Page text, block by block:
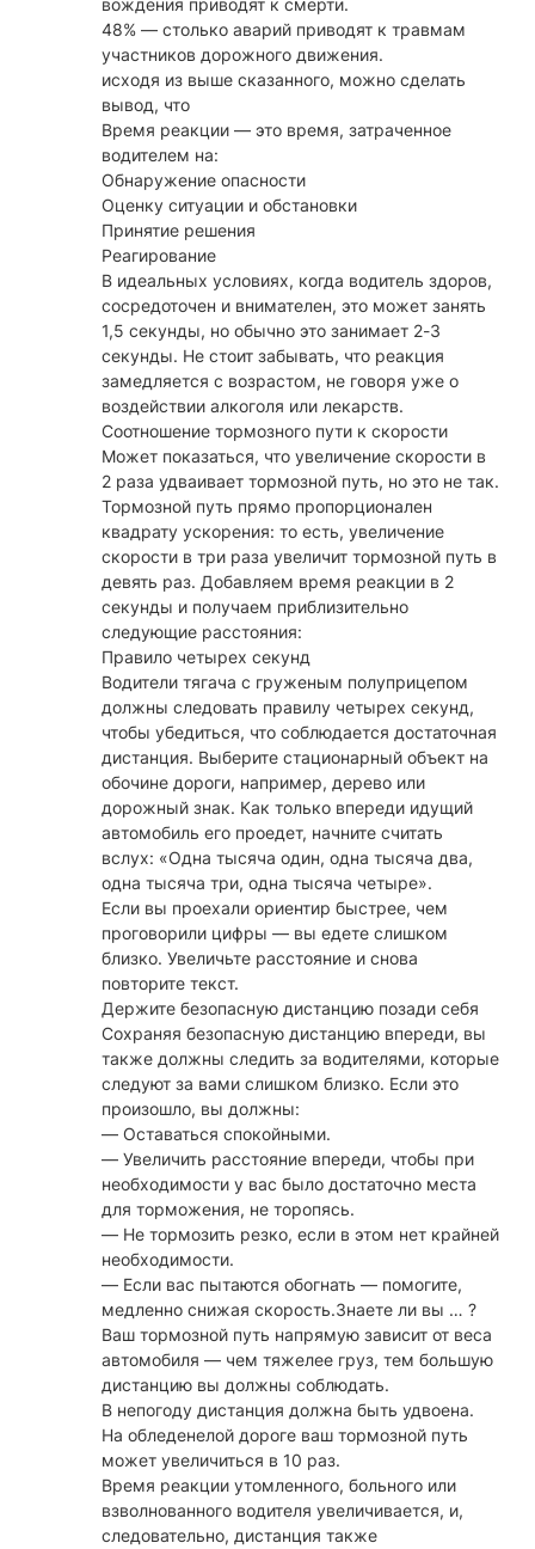
вождения приводят к смерти.
48% — столько аварий приводят к травмам
участников дорожного движения.
исходя из выше сказанного, можно сделать
вывод, что
Время реакции — это время, затраченное
водителем на:
Обнаружение опасности
Оценку ситуации и обстановки
Принятие решения
Реагирование
В идеальных условиях, когда водитель здоров,
сосредоточен и внимателен, это может занять
1,5 секунды, но обычно это занимает 2-3
секунды. Не стоит забывать, что реакция
замедляется с возрастом, не говоря уже о
воздействии алкоголя или лекарств.
Соотношение тормозного пути к скорости
Может показаться, что увеличение скорости в
2 раза удваивает тормозной путь, но это не так.
Тормозной путь прямо пропорционален
квадрату ускорения: то есть, увеличение
скорости в три раза увеличит тормозной путь в
девять раз. Добавляем время реакции в 2
секунды и получаем приблизительно
следующие расстояния:
Правило четырех секунд
Водители тягача с груженым полуприцепом
должны следовать правилу четырех секунд,
чтобы убедиться, что соблюдается достаточная
дистанция. Выберите стационарный объект на
обочине дороги, например, дерево или
дорожный знак. Как только впереди идущий
автомобиль его проедет, начните считать
вслух: «Одна тысяча один, одна тысяча два,
одна тысяча три, одна тысяча четыре».
Если вы проехали ориентир быстрее, чем
проговорили цифры — вы едете слишком
близко. Увеличьте расстояние и снова
повторите текст.
Держите безопасную дистанцию позади себя
Сохраняя безопасную дистанцию впереди, вы
также должны следить за водителями, которые
следуют за вами слишком близко. Если это
произошло, вы должны:
— Оставаться спокойными.
— Увеличить расстояние впереди, чтобы при
необходимости у вас было достаточно места
для торможения, не торопясь.
— Не тормозить резко, если в этом нет крайней
необходимости.
— Если вас пытаются обогнать — помогите,
медленно снижая скорость.Знаете ли вы … ?
Ваш тормозной путь напрямую зависит от веса
автомобиля — чем тяжелее груз, тем большую
дистанцию вы должны соблюдать.
В непогоду дистанция должна быть удвоена.
На обледенелой дороге ваш тормозной путь
может увеличиться в 10 раз.
Время реакции утомленного, больного или
взволнованного водителя увеличивается, и,
следовательно, дистанция также